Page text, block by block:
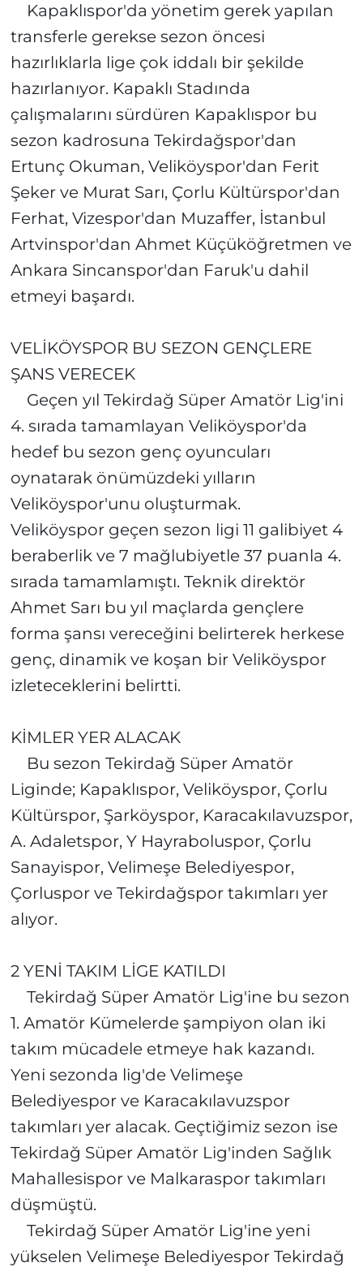
Kapaklıspor'da yönetim gerek yapılan
transferle gerekse sezon öncesi
hazırlıklarla lige çok iddalı bir şekilde
hazırlanıyor. Kapaklı Stadında
çalışmalarını sürdüren Kapaklıspor bu
sezon kadrosuna Tekirdağspor'dan
Ertunç Okuman, Veliköyspor'dan Ferit
Şeker ve Murat Sarı, Çorlu Kültürspor'dan
Ferhat, Vizespor'dan Muzaffer, İstanbul
Artvinspor'dan Ahmet Küçüköğretmen ve
Ankara Sincanspor'dan Faruk'u dahil
etmeyi başardı.
VELİKÖYSPOR BU SEZON GENÇLERE
ŞANS VERECEK
Geçen yıl Tekirdağ Süper Amatör Lig'ini
4. sırada tamamlayan Veliköyspor'da
hedef bu sezon genç oyuncuları
oynatarak önümüzdeki yılların
Veliköyspor'unu oluşturmak.
Veliköyspor geçen sezon ligi 11 galibiyet 4
beraberlik ve 7 mağlubiyetle 37 puanla 4.
sırada tamamlamıştı. Teknik direktör
Ahmet Sarı bu yıl maçlarda gençlere
forma şansı vereceğini belirterek herkese
genç, dinamik ve koşan bir Veliköyspor
izleteceklerini belirtti.
KİMLER YER ALACAK
Bu sezon Tekirdağ Süper Amatör
Liginde; Kapaklıspor, Veliköyspor, Çorlu
Kültürspor, Şarköyspor, Karacakılavuzspor,
A. Adaletspor, Y Hayraboluspor, Çorlu
Sanayispor, Velimeşe Belediyespor,
Çorluspor ve Tekirdağspor takımları yer
alıyor.
2 YENİ TAKIM LİGE KATILDI
Tekirdağ Süper Amatör Lig'ine bu sezon
1. Amatör Kümelerde şampiyon olan iki
takım mücadele etmeye hak kazandı.
Yeni sezonda lig'de Velimeşe
Belediyespor ve Karacakılavuzspor
takımları yer alacak. Geçtiğimiz sezon ise
Tekirdağ Süper Amatör Lig'inden Sağlık
Mahallesispor ve Malkaraspor takımları
düşmüştü.
Tekirdağ Süper Amatör Lig'ine yeni
yükselen Velimeşe Belediyespor Tekirdağ